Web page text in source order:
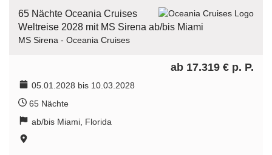
65 Nächte Oceania Cruises
Weltreise 2028 mit MS Sirena ab/bis Miami
MS Sirena - Oceania Cruises
ab 17.319 € p. P.
05.01.2028 bis 10.03.2028
65 Nächte
ab/bis Miami, Florida